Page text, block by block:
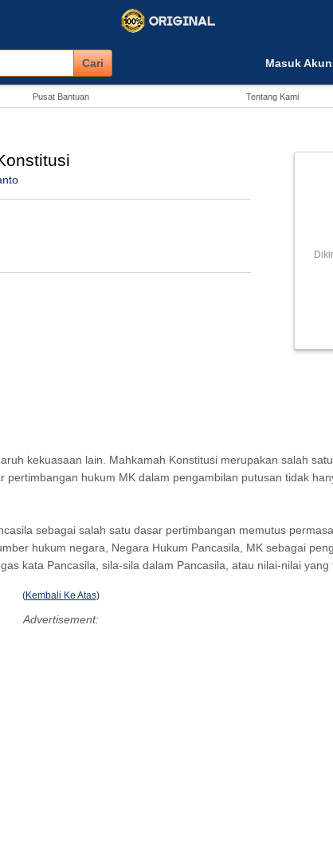
Masuk Akun
Pusat Bantuan Tentang Kami
kekuasaan lain. Mahkamah Konstitusi merupakan salah
hukum MK dalam pengambilan putusan tidak
sebagai salah satu dasar pertimbangan memutus
hukum negara, Negara Hukum Pancasila, MK sebagai
kata Pancasila, sila-sila dalam Pancasila, atau nilai-nilai yang
(Kembali Ke Atas)
Advertisement: